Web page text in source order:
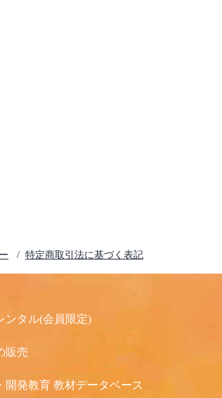
特定商取引法に基づく表記
ンタル(会員限定)
販売
開発教育 教材データベース